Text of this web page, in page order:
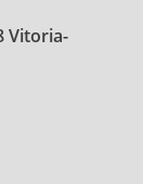
Vitoria-